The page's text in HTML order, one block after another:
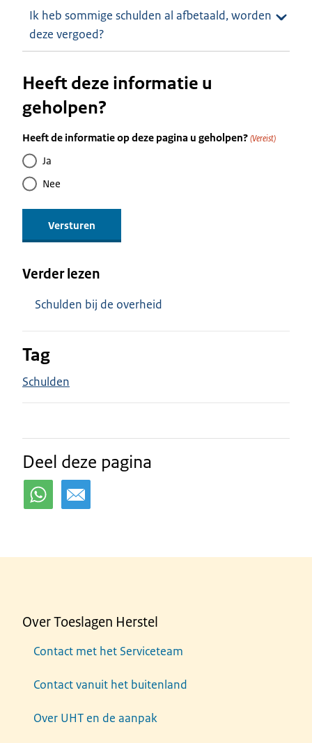
Ik heb sommige schulden al afbetaald, worden
deze vergoed?
Heeft deze informatie u
geholpen?
Heeft de informatie op deze pagina u geholpen? (Vereist)
Ja
Nee
Verder lezen
Schulden bij de overheid
Tag
Schulden
Deel deze pagina
Over Toeslagen Herstel
Contact met het Serviceteam
Contact vanuit het buitenland
Over UHT en de aanpak